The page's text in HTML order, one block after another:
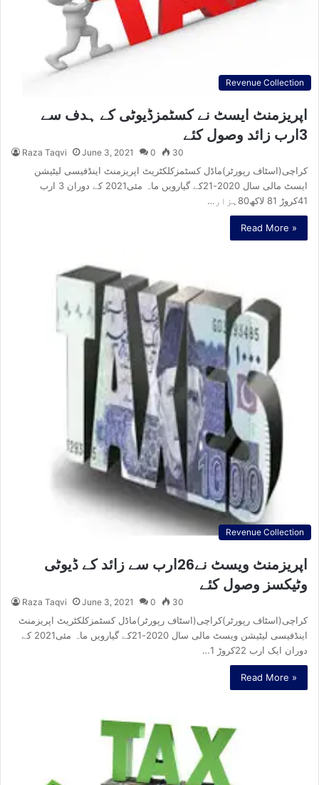
Revenue Collection
اپریزمنٹ ایسٹ نے کسٹمزڈیوٹی کے ہدف سے
3ارب زائد وصول کئے
Raza Taqvi June 3, 2021 0 30
کراچی(اسٹاف رپورٹر)ماڈل کسٹمزکلکٹریٹ اپریزمنٹ اینڈفیسی لیٹیشن
ایسٹ مالی سال 2020-21کے گیارویں ماہ مئی2021 کے دوران 3 ارب
41کروڑ 81 لاکھ80ہزار…
Read More »
Revenue Collection
اپریزمنٹ ویسٹ نے26ارب سے زائد کے ڈیوٹی
وٹیکسز وصول کئے
Raza Taqvi June 3, 2021 0 30
کراچی(اسٹاف رپورٹر)کراچی(اسٹاف رپورٹر)ماڈل کسٹمزکلکٹریٹ اپریزمنٹ
اینڈفیسی لیٹیشن ویسٹ مالی سال 2020-21کے گیارویں ماہ مئی2021 کے
دوران ایک ارب 22کروڑ 1…
Read More »